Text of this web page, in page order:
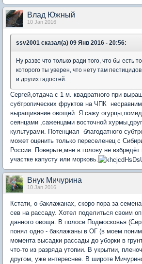
Влад Южный
10 Jan 2016
ssv2001 сказал(а) 09 Янв 2016 - 20:56:
Ну разве что только ради того, что бы есть
которого ты уверен, что нету там
и других гадостей.
Сергей,отдача с 1 м. квадратного при
субтропических фруктов на ЧПК
выращивание овощей. Я сажу
сеянцами ,саженцами восточной
культурами. Потенциал благодатного
может оценить только переселенец с
России. Поверьте,мне в голову не
участке капусту или морковь.
Внук Мичурина
10 Jan 2016
Кстати, о баклажанах, скоро пора за
сев на рассаду. Хотел поделиться своим
данного овоща. В полосе Подмосковья
понял одно - баклажаны в ОГ (в моем
момента высадки рассады до уборки в
что-то из разряда утопии. В укрытии,
другом, уже интереснее. В широте